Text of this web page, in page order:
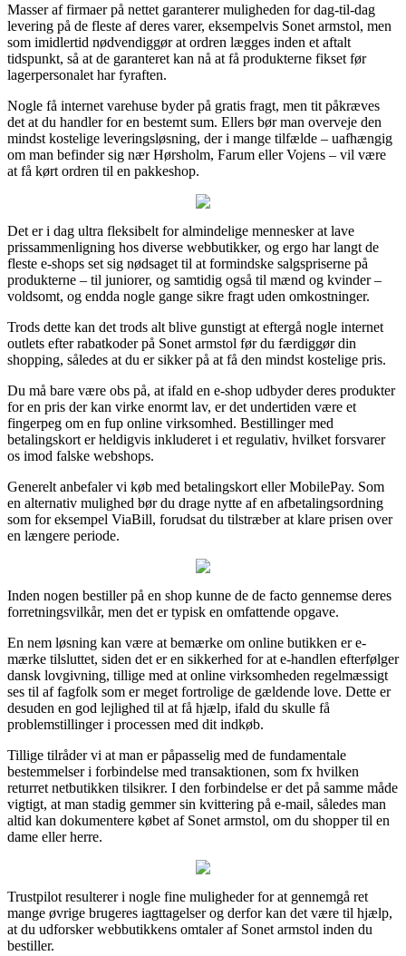
Masser af firmaer på nettet garanterer muligheden for dag-til-dag
levering på de fleste af deres varer, eksempelvis Sonet armstol, men
som imidlertid nødvendiggør at ordren lægges inden et aftalt
tidspunkt, så at de garanteret kan nå at få produkterne fikset før
lagerpersonalet har fyraften.
Nogle få internet varehuse byder på gratis fragt, men tit påkræves
det at du handler for en bestemt sum. Ellers bør man overveje den
mindst kostelige leveringsløsning, der i mange tilfælde – uafhængig
om man befinder sig nær Hørsholm, Farum eller Vojens – vil være
at få kørt ordren til en pakkeshop.
Det er i dag ultra fleksibelt for almindelige mennesker at lave
prissammenligning hos diverse webbutikker, og ergo har langt de
fleste e-shops set sig nødsaget til at formindske salgspriserne på
produkterne – til juniorer, og samtidig også til mænd og kvinder –
voldsomt, og endda nogle gange sikre fragt uden omkostninger.
Trods dette kan det trods alt blive gunstigt at eftergå nogle internet
outlets efter rabatkoder på Sonet armstol før du færdiggør din
shopping, således at du er sikker på at få den mindst kostelige pris.
Du må bare være obs på, at ifald en e-shop udbyder deres produkter
for en pris der kan virke enormt lav, er det undertiden være et
fingerpeg om en fup online virksomhed. Bestillinger med
betalingskort er heldigvis inkluderet i et regulativ, hvilket forsvarer
os imod falske webshops.
Generelt anbefaler vi køb med betalingskort eller MobilePay. Som
en alternativ mulighed bør du drage nytte af en afbetalingsordning
som for eksempel ViaBill, forudsat du tilstræber at klare prisen over
en længere periode.
Inden nogen bestiller på en shop kunne de de facto gennemse deres
forretningsvilkår, men det er typisk en omfattende opgave.
En nem løsning kan være at bemærke om online butikken er e-
mærke tilsluttet, siden det er en sikkerhed for at e-handlen efterfølger
dansk lovgivning, tillige med at online virksomheden regelmæssigt
ses til af fagfolk som er meget fortrolige de gældende love. Dette er
desuden en god lejlighed til at få hjælp, ifald du skulle få
problemstillinger i processen med dit indkøb.
Tillige tilråder vi at man er påpasselig med de fundamentale
bestemmelser i forbindelse med transaktionen, som fx hvilken
returret netbutikken tilsikrer. I den forbindelse er det på samme måde
vigtigt, at man stadig gemmer sin kvittering på e-mail, således man
altid kan dokumentere købet af Sonet armstol, om du shopper til en
dame eller herre.
Trustpilot resulterer i nogle fine muligheder for at gennemgå ret
mange øvrige brugeres iagttagelser og derfor kan det være til hjælp,
at du udforsker webbutikkens omtaler af Sonet armstol inden du
bestiller.